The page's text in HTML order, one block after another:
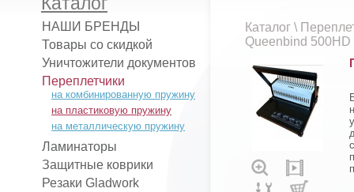
НАШИ БРЕНДЫ
Товары со скидкой
Уничтожители документов
Переплетчики
на комбинированную пружину
на пластиковую пружину
на металлическую пружину
Ламинаторы
Защитные коврики
Резаки Gladwork
Каталог \
Queenbind 500HD